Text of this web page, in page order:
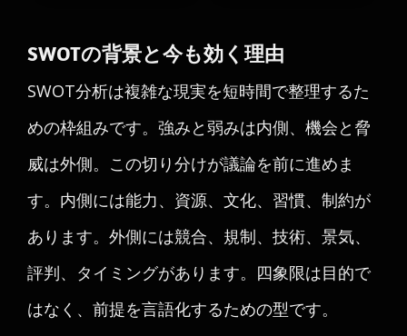
SWOTの背景と今も効く理由
SWOT分析は複雑な現実を短時間で整理するた
めの枠組みです。強みと弱みは内側、機会と脅
威は外側。この切り分けが議論を前に進めま
す。内側には能力、資源、文化、習慣、制約が
あります。外側には競合、規制、技術、景気、
評判、タイミングがあります。四象限は目的で
はなく、前提を言語化するための型です。